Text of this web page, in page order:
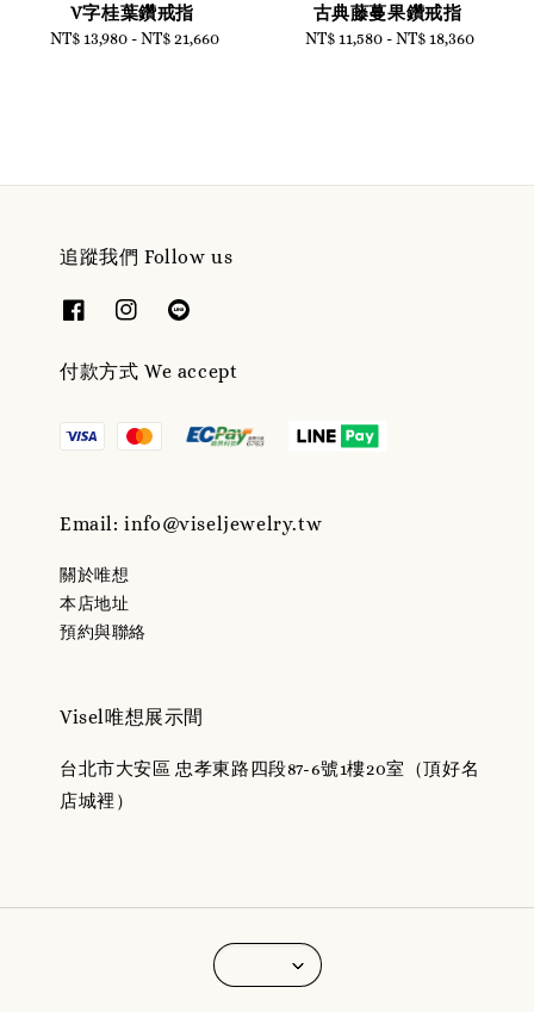
V字桂葉鑽戒指
Regular
NT$ 13,980 -NT$ 21,660
古典藤蔓果鑽戒指
Regular
NT$ 11,580 -NT$ 18,360
追蹤我們 Follow us
付款方式 We accept
Email: info@viseljewelry.tw
關於唯想
本店地址
預約與聯絡
Visel唯想展示間
台北市大安區 忠孝東路四段87-6號1樓20室（頂好名
店城裡）